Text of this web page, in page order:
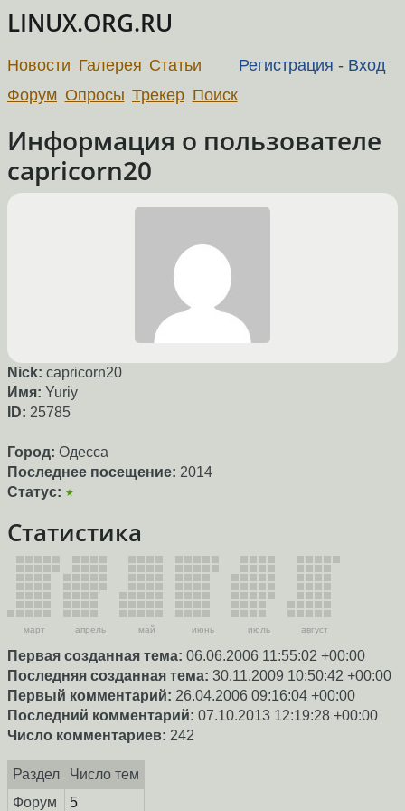
LINUX.ORG.RU
Регистрация - Вход
Новости Галерея Статьи
Форум Опросы Трекер Поиск
Информация о пользователе
capricorn20
Nick: capricorn20
Имя: Yuriy
ID: 25785
Город: Одесса
Последнее посещение: 2014
Статус: ★
Статистика
март апрель май июнь июль август
Первая созданная тема: 06.06.2006 11:55:02 +00:00
Последняя созданная тема: 30.11.2009 10:50:42 +00:00
Первый комментарий: 26.04.2006 09:16:04 +00:00
Последний комментарий: 07.10.2013 12:19:28 +00:00
Число комментариев: 242
Раздел
Число тем
Форум
5